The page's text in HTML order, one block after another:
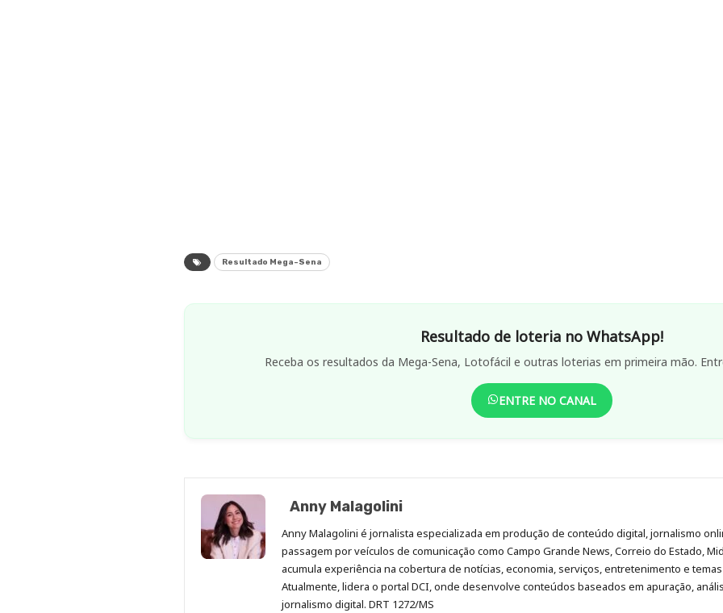
Resultado Mega-Sena
Resultado de loteria no WhatsApp!
Receba os resultados da Mega-Sena, Lotofácil e outras loterias em primeira mão.
ENTRE NO CANAL
Anny Malagolini
Anny Malagolini é jornalista especializada em produção de conteúdo digital, jornalismo
passagem por veículos de comunicação como Campo Grande News, Correio do Estado,
acumula experiência na cobertura de notícias, economia, serviços, entretenimento e
Atualmente, lidera o portal DCI, onde desenvolve conteúdos baseados em apuração,
jornalismo digital. DRT 1272/MS